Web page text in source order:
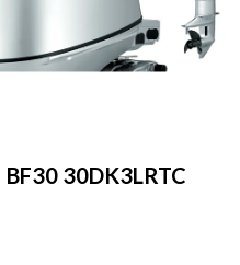
BF30 30DK3LRTC